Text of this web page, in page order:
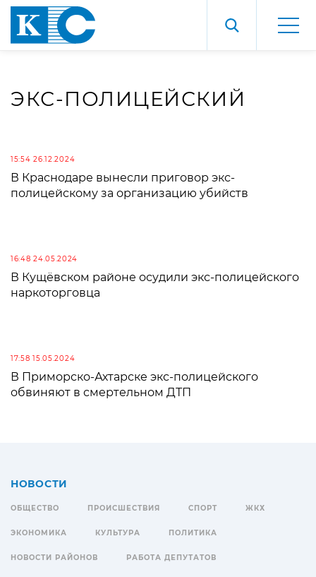
ЭКС-ПОЛИЦЕЙСКИЙ
15:54 26.12.2024
В Краснодаре вынесли приговор экс-
полицейскому за организацию убийств
16:48 24.05.2024
В Кущёвском районе осудили экс-полицейского
наркоторговца
17:58 15.05.2024
В Приморско-Ахтарске экс-полицейского
обвиняют в смертельном ДТП
НОВОСТИ
ОБЩЕСТВО ПРОИСШЕСТВИЯ СПОРТ ЖКХ
ЭКОНОМИКА КУЛЬТУРА ПОЛИТИКА
НОВОСТИ РАЙОНОВ РАБОТА ДЕПУТАТОВ